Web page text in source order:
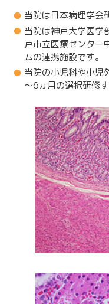
当院は日本病理学会
当院は神戸大学医学
戸市立医療センター
ムの連携施設です。
当院の小児科や小児
～6ヵ月の選択研修